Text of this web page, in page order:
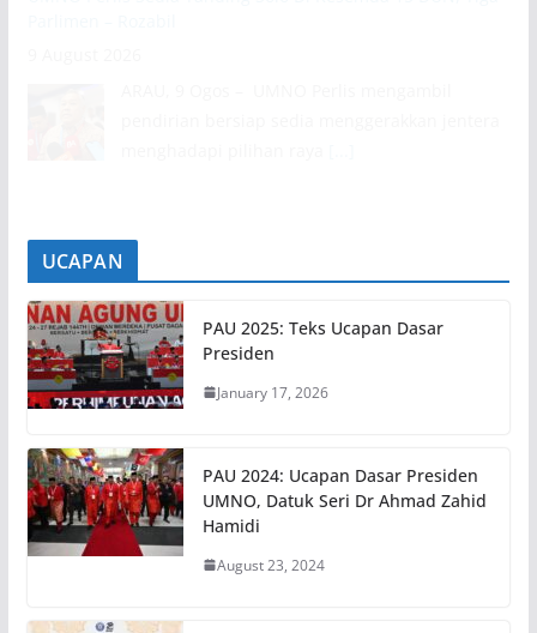
UCAPAN
PAU 2025: Teks Ucapan Dasar
Presiden
January 17, 2026
PAU 2024: Ucapan Dasar Presiden
UMNO, Datuk Seri Dr Ahmad Zahid
Hamidi
August 23, 2024